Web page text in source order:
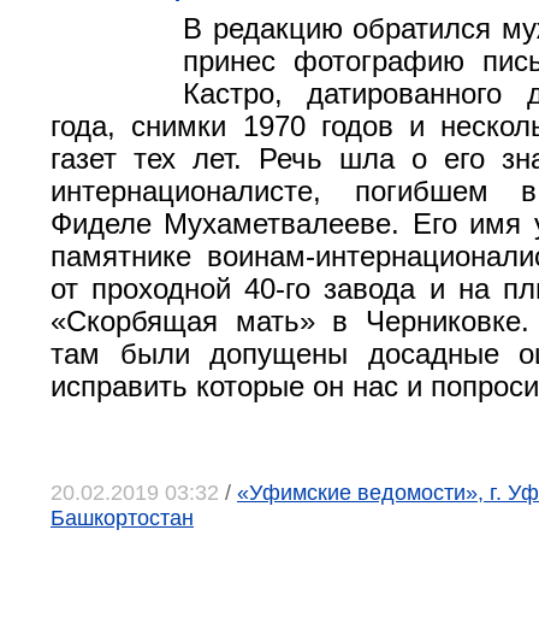
В редакцию обратился
принес фотографию
Кастро, датированного
года, снимки 1970 годов и
газет тех лет. Речь шла о его
интернационалисте, погибшем
Фиделе Мухаметвалееве. Его имя
памятнике воинам-
от проходной 40-го завода и на
«Скорбящая мать» в
там были допущены досадные
исправить которые он нас и
20.02.2019 03:32 / «Уфимские ведомости», г.
Башкортостан